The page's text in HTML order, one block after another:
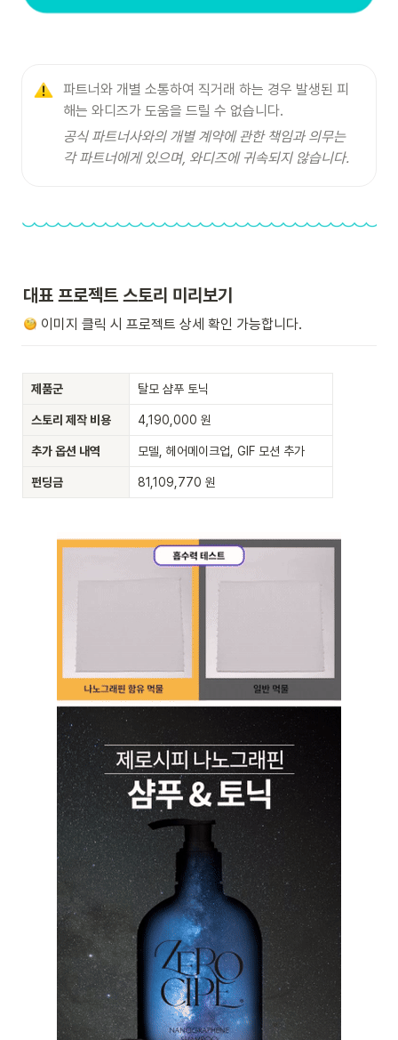
파트너와 개별 소통하여 직거래 하는 경우 발생된 피
해는 와디즈가 도움을 드릴 수 없습니다.
공식 파트너사와의 개별 계약에 관한 책임과 의무는
각 파트너에게 있으며, 와디즈에 귀속되지 않습니다.
대표 프로젝트 스토리 미리보기
이미지 클릭 시 프로젝트 상세 확인 가능합니다.
제품군 탈모 샴푸 토닉
스토리 제작 비용 4,190,000 원
추가 옵션 내역 모델, 헤어메이크업, GIF 모션 추가
펀딩금 81,109,770 원